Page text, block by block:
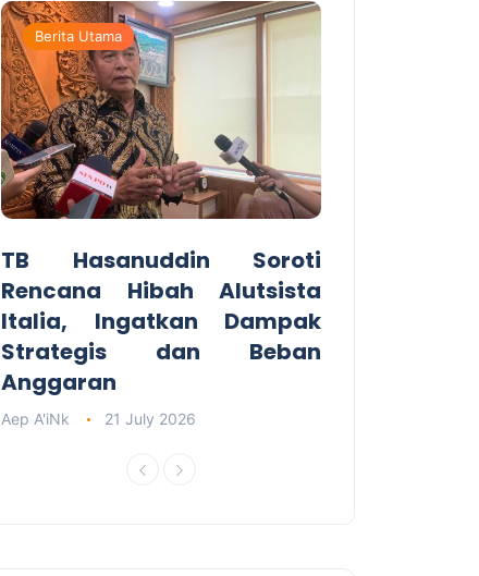
Berita Utama
TB Hasanuddin Soroti
Rencana Hibah Alutsista
Italia, Ingatkan Dampak
Strategis dan Beban
Anggaran
Aep A'iNk 21 July 2026